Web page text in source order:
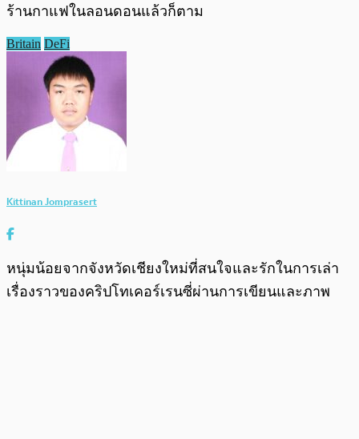
ร้านกาแฟในลอนดอนแล้วก็ตาม
Britain DeFi
Kittinan Jomprasert
หนุ่มน้อยจากจังหวัดเชียงใหม่ที่สนใจและรักในการเล่า
เรื่องราวของคริปโทเคอร์เรนซี่ผ่านการเขียนและภาพ